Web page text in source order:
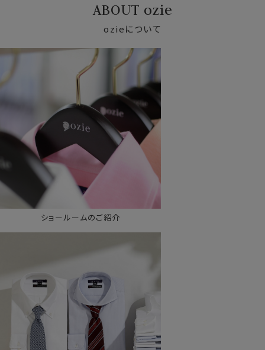
ABOUT ozie
ozieについて
ショールームのご紹介